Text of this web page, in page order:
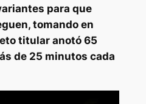
para que
tomando en
titular anotó 65
de 25 minutos cada